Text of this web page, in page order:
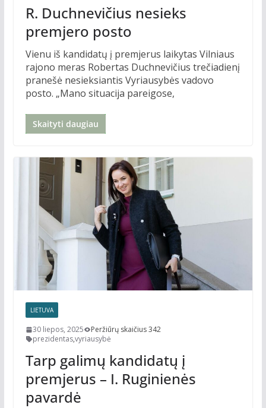
R. Duchnevičius nesieks
premjero posto
Vienu iš kandidatų į premjerus laikytas Vilniaus
rajono meras Robertas Duchnevičius trečiadienį
pranešė nesieksiantis Vyriausybės vadovo
posto. „Mano situacija pareigose,
Skaityti daugiau
LIETUVA
30 liepos, 2025
Peržiūrų skaičius 342
prezidentas,vyriausybė
Tarp galimų kandidatų į
premjerus – I. Ruginienės
pavardė